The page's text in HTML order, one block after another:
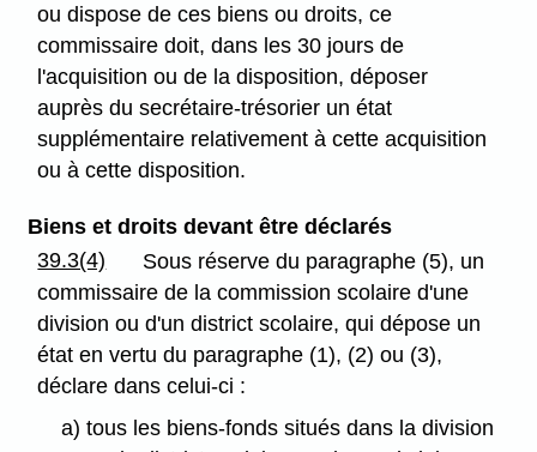
ou dispose de ces biens ou droits, ce
commissaire doit, dans les 30 jours de
l'acquisition ou de la disposition, déposer
auprès du secrétaire-trésorier un état
supplémentaire relativement à cette acquisition
ou à cette disposition.
Biens et droits devant être déclarés
39.3(4)
Sous réserve du paragraphe (5), un
commissaire de la commission scolaire d'une
division ou d'un district scolaire, qui dépose un
état en vertu du paragraphe (1), (2) ou (3),
déclare dans celui-ci :
a) tous les biens-fonds situés dans la division